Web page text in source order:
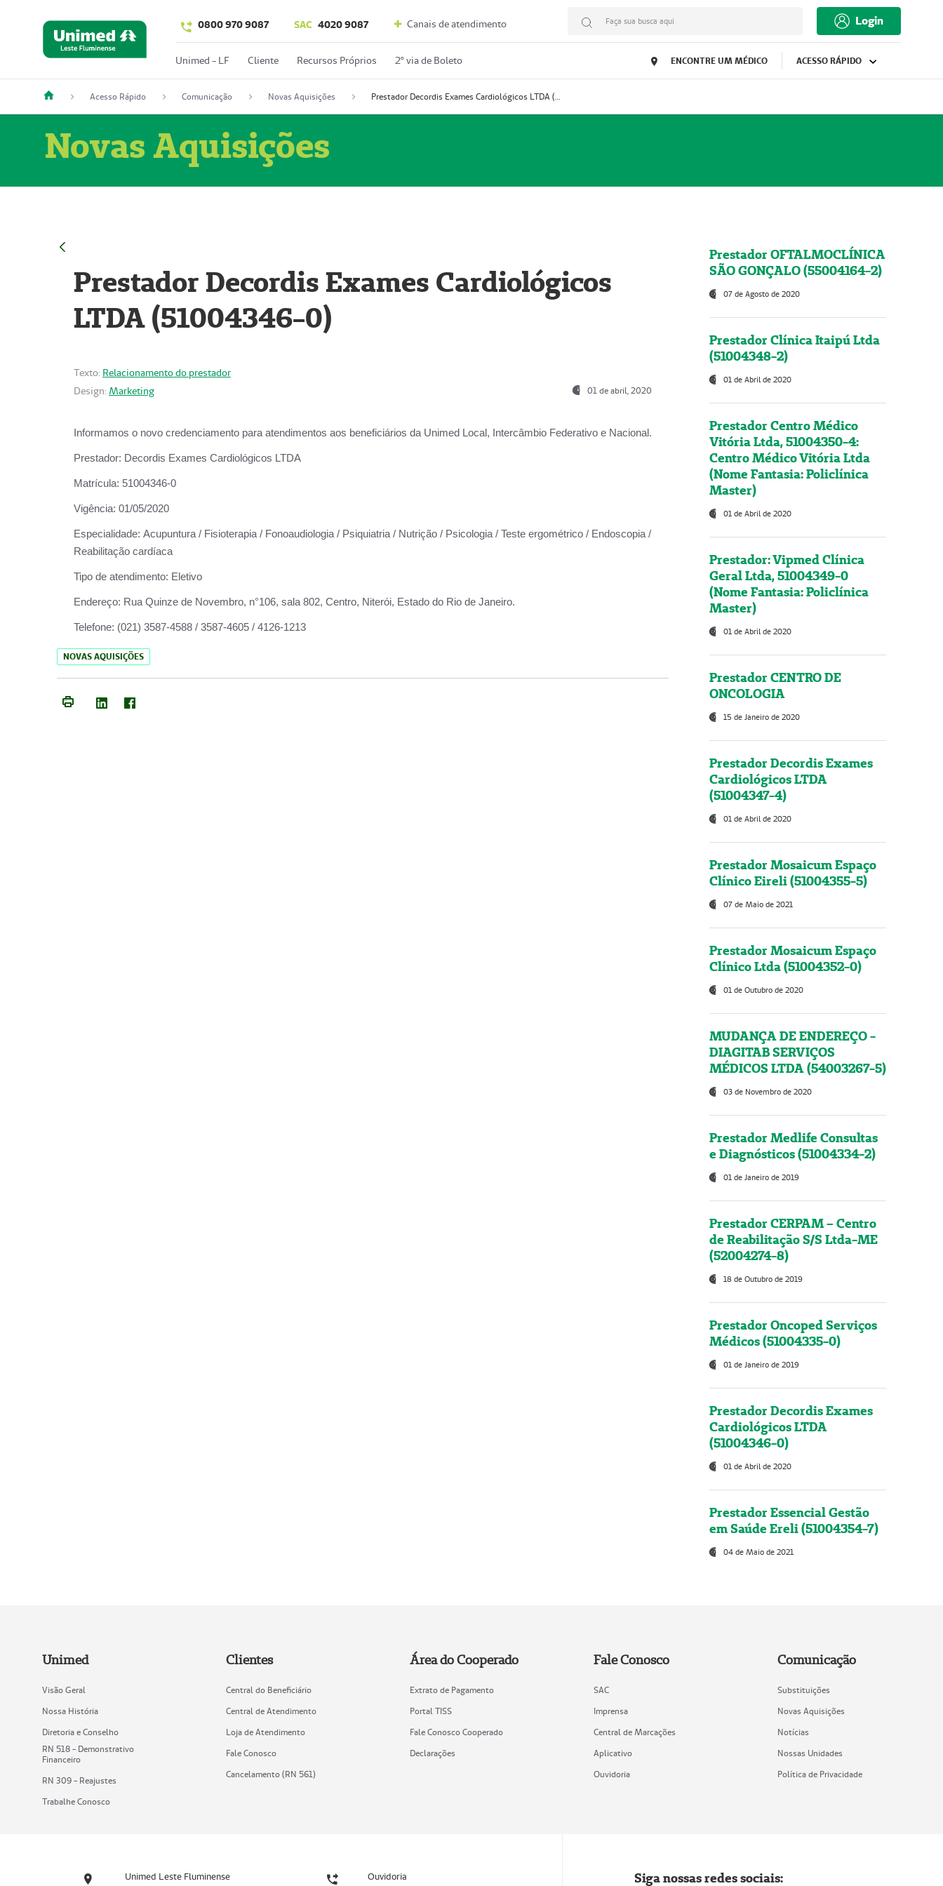
0800 970 9087 SAC 4020 9087 Canais de atendimento Faça sua busca aqui Login
Unimed - LF Cliente Recursos Próprios 2º via de Boleto ENCONTRE UM MÉDICO ACESSO RÁPIDO
Acesso Rápido Comunicação Novas Aquisições Prestador Decordis Exames Cardiológicos LTDA (51004346-0)
Novas Aquisições
Prestador Decordis Exames Cardiológicos
LTDA (51004346-0)
Texto: Relacionamento do prestador
Design: Marketing 01 de abril, 2020
Informamos o novo credenciamento para atendimentos aos beneficiários da Unimed Local, Intercâmbio Federativo e Nacional.
Prestador: Decordis Exames Cardiológicos LTDA
Matrícula: 51004346-0
Vigência: 01/05/2020
Especialidade: Acupuntura / Fisioterapia / Fonoaudiologia / Psiquiatria / Nutrição / Psicologia / Teste ergométrico / Endoscopia /
Reabilitação cardíaca
Tipo de atendimento: Eletivo
Endereço: Rua Quinze de Novembro, n°106, sala 802, Centro, Niterói, Estado do Rio de Janeiro.
Telefone: (021) 3587-4588 / 3587-4605 / 4126-1213
NOVAS AQUISIÇÕES
Prestador OFTALMOCLÍNICA
SÃO GONÇALO (55004164-2)
07 de Agosto de 2020
Prestador Clínica Itaipú Ltda
(51004348-2)
01 de Abril de 2020
Prestador Centro Médico
Vitória Ltda, 51004350-4:
Centro Médico Vitória Ltda
(Nome Fantasia: Policlínica
Master)
01 de Abril de 2020
Prestador: Vipmed Clínica
Geral Ltda, 51004349-0
(Nome Fantasia: Policlínica
Master)
01 de Abril de 2020
Prestador CENTRO DE
ONCOLOGIA
15 de Janeiro de 2020
Prestador Decordis Exames
Cardiológicos LTDA
(51004347-4)
01 de Abril de 2020
Prestador Mosaicum Espaço
Clínico Eireli (51004355-5)
07 de Maio de 2021
Prestador Mosaicum Espaço
Clínico Ltda (51004352-0)
01 de Outubro de 2020
MUDANÇA DE ENDEREÇO -
DIAGITAB SERVIÇOS
MÉDICOS LTDA (54003267-5)
03 de Novembro de 2020
Prestador Medlife Consultas
e Diagnósticos (51004334-2)
01 de Janeiro de 2019
Prestador CERPAM – Centro
de Reabilitação S/S Ltda-ME
(52004274-8)
18 de Outubro de 2019
Prestador Oncoped Serviços
Médicos (51004335-0)
01 de Janeiro de 2019
Prestador Decordis Exames
Cardiológicos LTDA
(51004346-0)
01 de Abril de 2020
Prestador Essencial Gestão
em Saúde Ereli (51004354-7)
04 de Maio de 2021
Unimed
Visão Geral
Nossa História
Diretoria e Conselho
RN 518 - Demonstrativo
Financeiro
RN 309 - Reajustes
Trabalhe Conosco
Clientes
Central do Beneficiário
Central de Atendimento
Loja de Atendimento
Fale Conosco
Cancelamento (RN 561)
Área do Cooperado
Extrato de Pagamento
Portal TISS
Fale Conosco Cooperado
Declarações
Fale Conosco
SAC
Imprensa
Central de Marcações
Aplicativo
Ouvidoria
Comunicação
Substituições
Novas Aquisições
Notícias
Nossas Unidades
Política de Privacidade
Unimed Leste Fluminense Ouvidoria Siga nossas redes sociais: